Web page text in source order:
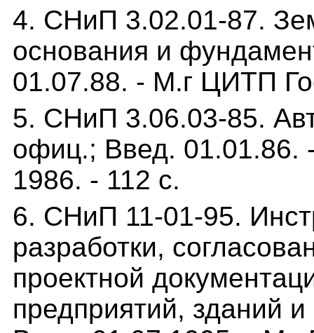
4. СНиП 3.02.01-87.
основания и
01.07.88. - М.г ЦИТП
5. СНиП 3.06.03-85.
офиц.; Введ.
1986. - 112 с.
6. СНиП 11-01-95.
разработки,
проектной
предприятий, зданий